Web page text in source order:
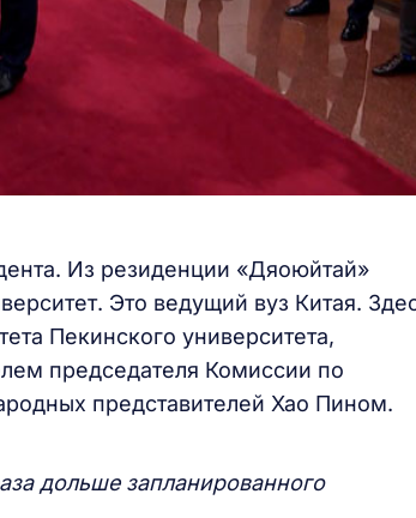
Из резиденции «Дяоюйтай»
Это ведущий вуз Китая.
Пекинского университета,
председателя Комиссии по
представителей Хао Пином.
дольше запланированного